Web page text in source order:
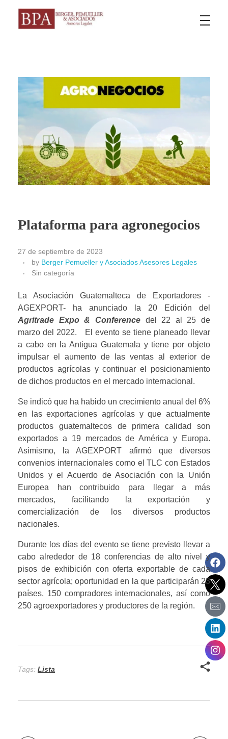
Plataforma para agronegocios
27 de septiembre de 2023
by Berger Pemueller y Asociados Asesores Legales
Sin categoría
La Asociación Guatemalteca de Exportadores -
Agritrade Expo & Conference del 22 al 25 de
marzo del 2022.   El evento se tiene planeado llevar
a cabo en la Antigua Guatemala y tiene por objeto
impulsar el aumento de las ventas al exterior de
productos agrícolas y continuar el posicionamiento
de dichos productos en el mercado internacional.
Se indicó que ha habido un crecimiento anual del 6%
en las exportaciones agrícolas y que actualmente
productos guatemaltecos de primera calidad son
exportados a 19 mercados de América y Europa.
Asimismo, la AGEXPORT afirmó que diversos
convenios internacionales como el TLC con Estados
Unidos y el Acuerdo de Asociación con la Unión
Europea han contribuido para llegar a más
mercados, facilitando la exportación y
comercialización de los diversos productos
nacionales.
Durante los días del evento se tiene previsto llevar a
cabo alrededor de 18 conferencias de alto nivel y
pisos de exhibición con oferta exportable de cada
sector agrícola; oportunidad en la que participarán 23
países, 150 compradores internacionales, así como
250 agroexportadores y productores de la región.
Tags: Lista